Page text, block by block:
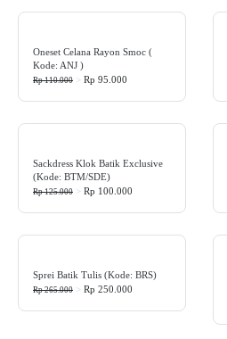
Oneset Celana Rayon Smoc (
Kode: ANJ )
Rp 110.000 > Rp 95.000
Sackdress Klok Batik Exclusive
(Kode: BTM/SDE)
Rp 125.000 > Rp 100.000
Sprei Batik Tulis (Kode: BRS)
Rp 265.000 > Rp 250.000